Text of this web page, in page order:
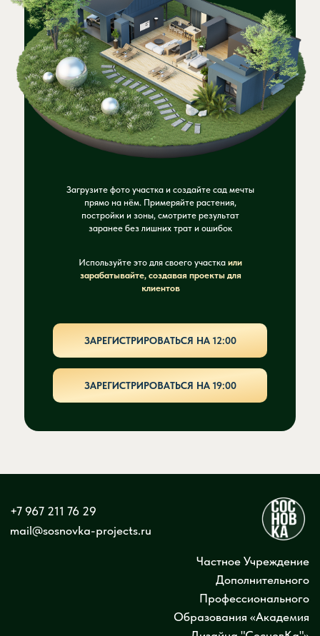
Загрузите фото участка и создайте сад мечты
прямо на нём. Примеряйте растения,
постройки и зоны, смотрите результат
заранее без лишних трат и ошибок
Используйте это для своего участка или
зарабатывайте, создавая проекты для
клиентов
ЗАРЕГИСТРИРОВАТЬСЯ НА 19:00
ЗАРЕГИСТРИРОВАТЬСЯ НА 12:00